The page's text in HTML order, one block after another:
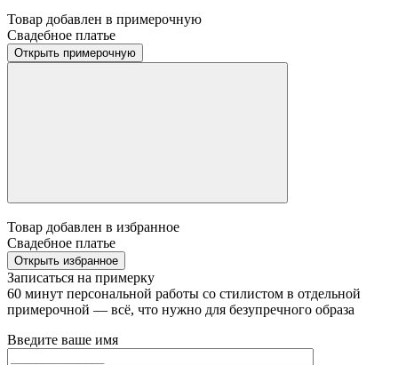
Товар добавлен в примерочную
Свадебное платье
Открыть примерочную
Товар добавлен в избранное
Свадебное платье
Открыть избранное
Записаться на примерку
60 минут персональной работы со стилистом в отдельной
примерочной — всё, что нужно для безупречного образа
Введите ваше имя